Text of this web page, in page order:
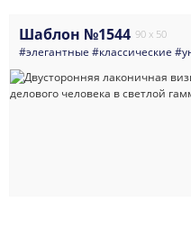
#подбор_персонала #директор
Шаблон №1544 90 x 50
#элегантные #классические